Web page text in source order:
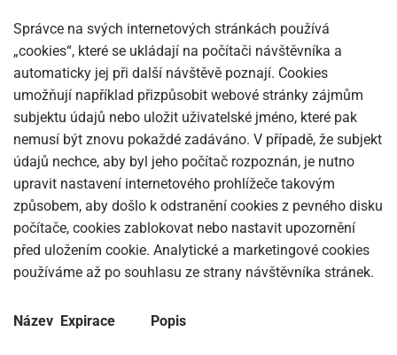
Správce na svých internetových stránkách používá
„cookies“, které se ukládají na počítači návštěvníka a
automaticky jej při další návštěvě poznají. Cookies
umožňují například přizpůsobit webové stránky zájmům
subjektu údajů nebo uložit uživatelské jméno, které pak
nemusí být znovu pokaždé zadáváno. V případě, že subjekt
údajů nechce, aby byl jeho počítač rozpoznán, je nutno
upravit nastavení internetového prohlížeče takovým
způsobem, aby došlo k odstranění cookies z pevného disku
počítače, cookies zablokovat nebo nastavit upozornění
před uložením cookie. Analytické a marketingové cookies
používáme až po souhlasu ze strany návštěvníka stránek.
Název Expirace Popis